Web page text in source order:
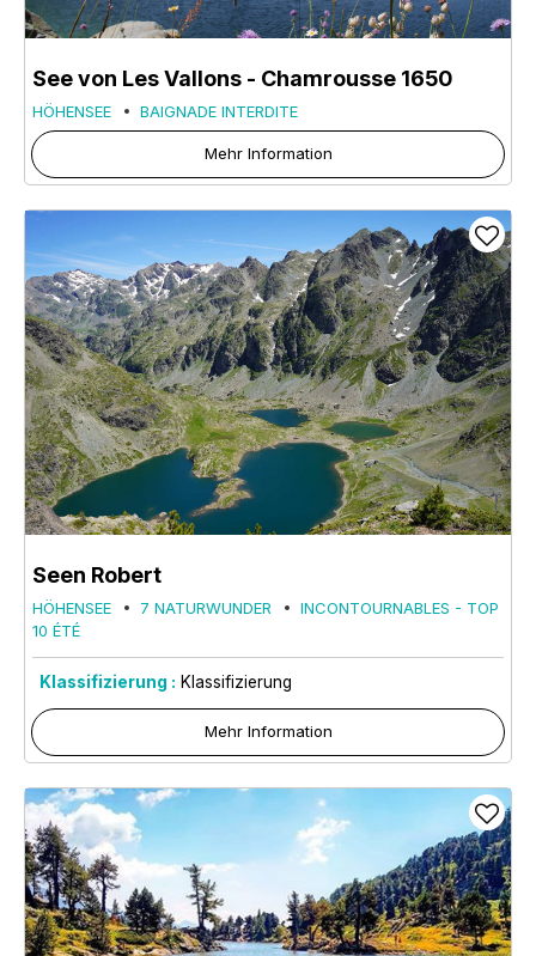
See von Les Vallons - Chamrousse 1650
HÖHENSEE BAIGNADE INTERDITE
Mehr Information
Seen Robert
HÖHENSEE 7 NATURWUNDER
INCONTOURNABLES - TOP
10 ÉTÉ
Klassifizierung : Klassifizierung
Mehr Information